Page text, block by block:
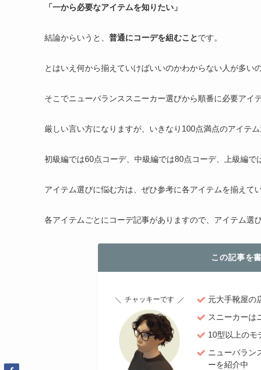
「一から必要なアイテムを知りたい」
結論からいうと、 普通にコーデを組むことです。
とはいえ何から揃えていけばいいのかわからない人が多い
そこでニューバランススニーカー選びから順番に必要アイ
厳しい言い方になりますが、いきなり100点満点のアイテム
初級編では60点コーデ、中級編では80点コーデ、上級編で
アイテム選びに悩む方は、ぜひ参考に各アイテムを揃えて
各アイテムごとにコーデ記事がありますので、アイテム選
この記事を
元大手靴屋の
スニーカーは
10型以上のモ
ニューバラン
ーを紹介中
チャッキーです